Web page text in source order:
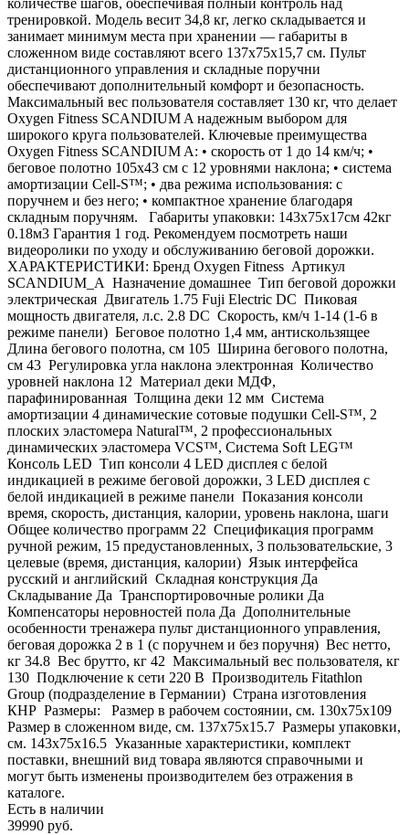
количестве шагов, обеспечивая полный контроль над
тренировкой. Модель весит 34,8 кг, легко складывается и
занимает минимум места при хранении — габариты в
сложенном виде составляют всего 137х75х15,7 см. Пульт
дистанционного управления и складные поручни
обеспечивают дополнительный комфорт и безопасность.
Максимальный вес пользователя составляет 130 кг, что делает
Oxygen Fitness SCANDIUM A надежным выбором для
широкого круга пользователей. Ключевые преимущества
Oxygen Fitness SCANDIUM A: • скорость от 1 до 14 км/ч; •
беговое полотно 105х43 см с 12 уровнями наклона; • система
амортизации Cell-S™; • два режима использования: с
поручнем и без него; • компактное хранение благодаря
складным поручням. Габариты упаковки: 143х75х17см 42кг
0.18м3 Гарантия 1 год. Рекомендуем посмотреть наши
видеоролики по уходу и обслуживанию беговой дорожки.
ХАРАКТЕРИСТИКИ: Бренд Oxygen Fitness Артикул
SCANDIUM_A Назначение домашнее Тип беговой дорожки
электрическая Двигатель 1.75 Fuji Electric DC Пиковая
мощность двигателя, л.с. 2.8 DC Скорость, км/ч 1-14 (1-6 в
режиме панели) Беговое полотно 1,4 мм, антискользящее
Длина бегового полотна, см 105 Ширина бегового полотна,
см 43 Регулировка угла наклона электронная Количество
уровней наклона 12 Материал деки МДФ,
парафинированная Толщина деки 12 мм Система
амортизации 4 динамические сотовые подушки Cell-S™, 2
плоских эластомера Natural™, 2 профессиональных
динамических эластомера VCS™, Система Soft LEG™
Консоль LED Тип консоли 4 LED дисплея с белой
индикацией в режиме беговой дорожки, 3 LED дисплея с
белой индикацией в режиме панели Показания консоли
время, скорость, дистанция, калории, уровень наклона, шаги
Общее количество программ 22 Спецификация программ
ручной режим, 15 предустановленных, 3 пользовательские, 3
целевые (время, дистанция, калории) Язык интерфейса
русский и английский Складная конструкция Да
Складывание Да Транспортировочные ролики Да
Компенсаторы неровностей пола Да Дополнительные
особенности тренажера пульт дистанционного управления,
беговая дорожка 2 в 1 (с поручнем и без поручня) Вес нетто,
кг 34.8 Вес брутто, кг 42 Максимальный вес пользователя, кг
130 Подключение к сети 220 В Производитель Fitathlon
Group (подразделение в Германии) Страна изготовления
КНР Размеры: Размер в рабочем состоянии, см. 130х75x109
Размер в сложенном виде, см. 137х75x15.7 Размеры упаковки,
см. 143х75x16.5 Указанные характеристики, комплект
поставки, внешний вид товара являются справочными и
могут быть изменены производителем без отражения в
каталоге.
Есть в наличии
39990 руб.